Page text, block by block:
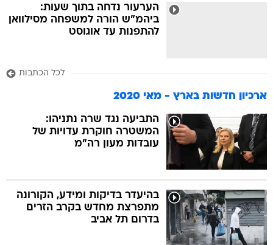
הערעור נדחה בתוך שעות:
ביהמ"ש הורה למשפחה מסילוואן
להתפנות עד אוגוסט
לכל הכתבות
ארכיון חדשות בארץ - מאי 2020
התביעה נגד שרה נתניהו:
המשטרה חוקרת עדויות של
עובדות מעון רה"מ
בהיעדר בדיקות ומידע, הקורונה
מתפרצת מחדש בקרב הזרים
בדרום תל אביב